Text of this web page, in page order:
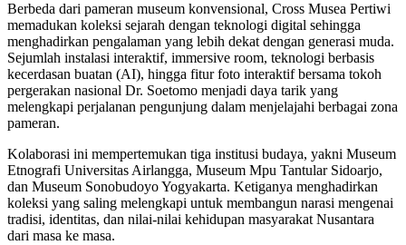
Berbeda dari pameran museum konvensional, Cross Musea Pertiwi
memadukan koleksi sejarah dengan teknologi digital sehingga
menghadirkan pengalaman yang lebih dekat dengan generasi muda.
Sejumlah instalasi interaktif, immersive room, teknologi berbasis
kecerdasan buatan (AI), hingga fitur foto interaktif bersama tokoh
pergerakan nasional Dr. Soetomo menjadi daya tarik yang
melengkapi perjalanan pengunjung dalam menjelajahi berbagai zona
pameran.
Kolaborasi ini mempertemukan tiga institusi budaya, yakni Museum
Etnografi Universitas Airlangga, Museum Mpu Tantular Sidoarjo,
dan Museum Sonobudoyo Yogyakarta. Ketiganya menghadirkan
koleksi yang saling melengkapi untuk membangun narasi mengenai
tradisi, identitas, dan nilai-nilai kehidupan masyarakat Nusantara
dari masa ke masa.